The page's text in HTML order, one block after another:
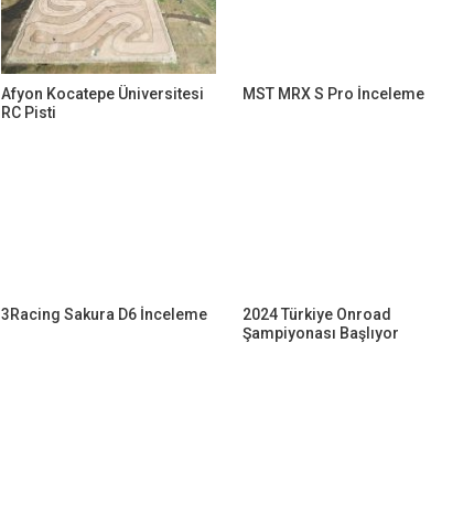
Afyon Kocatepe Üniversitesi
RC Pisti
MST MRX S Pro İnceleme
3Racing Sakura D6 İnceleme
2024 Türkiye Onroad
Şampiyonası Başlıyor